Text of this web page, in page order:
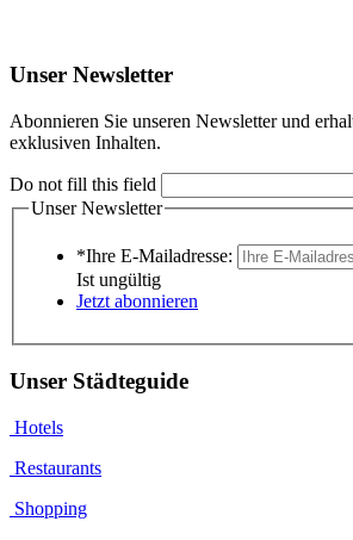
Unser Newsletter
Abonnieren Sie unseren Newsletter und
exklusiven Inhalten.
Do not fill this field
Unser Newsletter
*Ihre E-Mailadresse:
Ist ungültig
Jetzt abonnieren
Unser Städteguide
Hotels
Restaurants
Shopping